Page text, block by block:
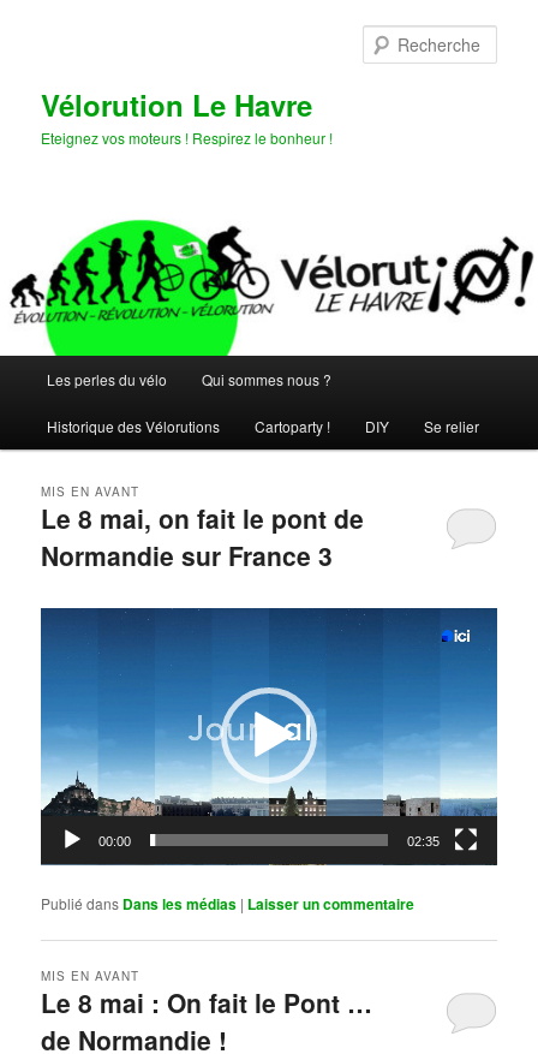
Vélorution Le Havre
Eteignez vos moteurs ! Respirez le bonheur !
principal
Les perles du vélo Qui sommes nous ?
Historique des Vélorutions Cartoparty ! DIY Se relier
Le 8 mai, on fait le pont de
Normandie sur France 3
MIS EN AVANT
00:00 02:35
Publié dans Dans les médias | Laisser un commentaire
Le 8 mai : On fait le Pont …
de Normandie !
MIS EN AVANT